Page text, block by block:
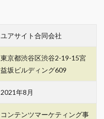
ユアサイト合同会社
東京都渋谷区渋谷2-19-15宮
益坂ビルディング609
2021年8月
コンテンツマーケティング事